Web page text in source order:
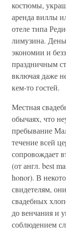
костюмы,
аренда виллы
отеле типа
лимузина.
экономии и
праздничным
включая даже
кем-то гостей.
Местная
обычаях, что
пребывание
течение всей
сопровождает
(от англ. best
honor). В
свидетелям,
свадебных
до венчания и
соблюдением